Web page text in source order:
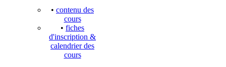
• contenu des
cours
• fiches
d'inscription &
calendrier des
cours